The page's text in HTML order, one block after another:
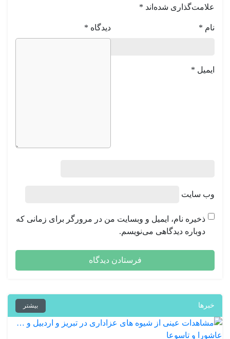
شده‌اند*
دیدگاه*
*
سایت
ذخیره نام، ایمیل و وبسایت من در مرورگر برای زمانی که
دوباره دیدگاهی می‌نویسم.